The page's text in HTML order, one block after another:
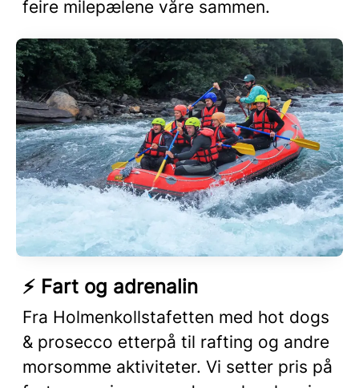
feire milepælene våre sammen.
⚡ Fart og adrenalin
Fra Holmenkollstafetten med hot dogs
& prosecco etterpå til rafting og andre
morsomme aktiviteter. Vi setter pris på